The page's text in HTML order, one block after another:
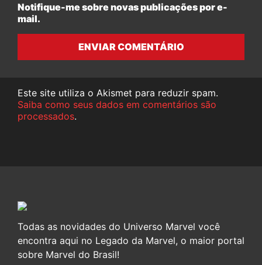
Notifique-me sobre novas publicações por e-
mail.
ENVIAR COMENTÁRIO
Este site utiliza o Akismet para reduzir spam.
Saiba como seus dados em comentários são
processados.
Todas as novidades do Universo Marvel você
encontra aqui no Legado da Marvel, o maior portal
sobre Marvel do Brasil!